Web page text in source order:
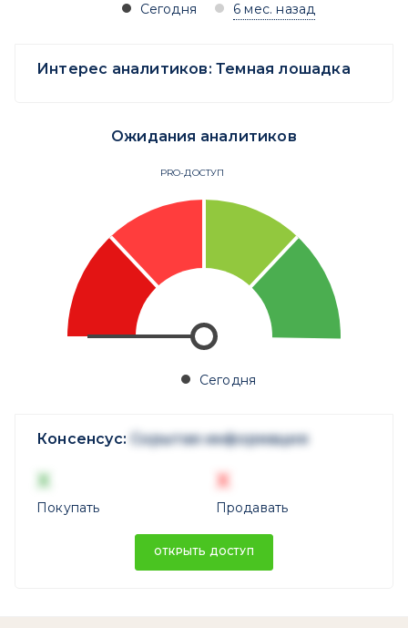
Сегодня 6 мес. назад
Интерес аналитиков: Темная лошадка
Ожидания аналитиков
PRO-ДОСТУП
Сегодня
Консенсус: Скрытая информация
X
Покупать
X
Продавать
ОТКРЫТЬ ДОСТУП